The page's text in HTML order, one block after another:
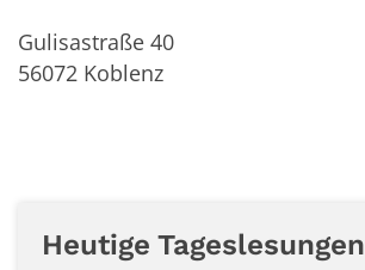
Gulisastraße 40
56072 Koblenz
Heutige Tageslesungen